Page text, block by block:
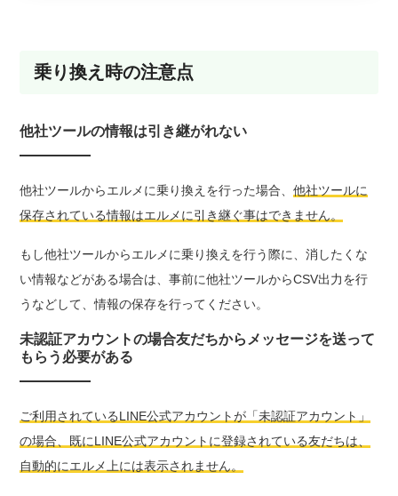
乗り換え時の注意点
他社ツールの情報は引き継がれない
他社ツールからエルメに乗り換えを行った場合、他社ツールに
保存されている情報はエルメに引き継ぐ事はできません。
もし他社ツールからエルメに乗り換えを行う際に、消したくな
い情報などがある場合は、事前に他社ツールからCSV出力を行
うなどして、情報の保存を行ってください。
未認証アカウントの場合友だちからメッセージを送って
もらう必要がある
ご利用されているLINE公式アカウントが「未認証アカウント」
の場合、既にLINE公式アカウントに登録されている友だちは、
自動的にエルメ上には表示されません。